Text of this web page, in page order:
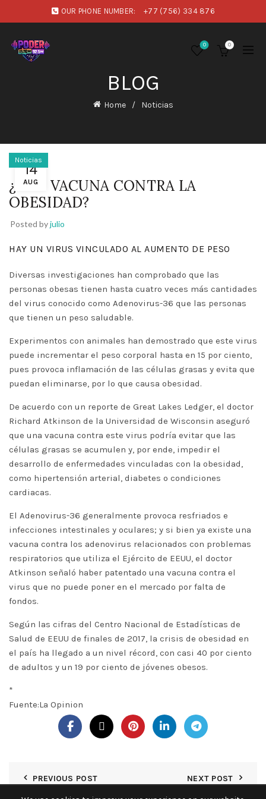
OUR PHONE NUMBER: +77 (756) 334 876
0 0
BLOG
Home Noticias
14
AUG
Noticias
¿UNA VACUNA CONTRA LA
OBESIDAD?
Posted byjulio
HAY UN VIRUS VINCULADO AL AUMENTO DE PESO
Diversas investigaciones han comprobado que las
personas obesas tienen hasta cuatro veces más cantidades
del virus conocido como Adenovirus-36 que las personas
que tienen un peso saludable.
Experimentos con animales han demostrado que este virus
puede incrementar el peso corporal hasta en 15 por ciento,
pues provoca inflamación de las células grasas y evita que
puedan eliminarse, por lo que causa obesidad.
De acuerdo con un reporte de Great Lakes Ledger, el doctor
Richard Atkinson de la Universidad de Wisconsin aseguró
que una vacuna contra este virus podría evitar que las
células grasas se acumulen y, por ende, impedir el
desarrollo de enfermedades vinculadas con la obesidad,
como hipertensión arterial, diabetes o condiciones
cardiacas.
El Adenovirus-36 generalmente provoca resfriados e
infecciones intestinales y oculares; y si bien ya existe una
vacuna contra los adenovirus relacionados con problemas
respiratorios que utiliza el Ejército de EEUU, el doctor
Atkinson señaló haber patentado una vacuna contra el
virus que no puede poner en el mercado por falta de
fondos.
Según las cifras del Centro Nacional de Estadísticas de
Salud de EEUU de finales de 2017, la crisis de obesidad en
el país ha llegado a un nivel récord, con casi 40 por ciento
de adultos y un 19 por ciento de jóvenes obesos.
*
Fuente:La Opinion
PREVIOUS POST NEXT POST